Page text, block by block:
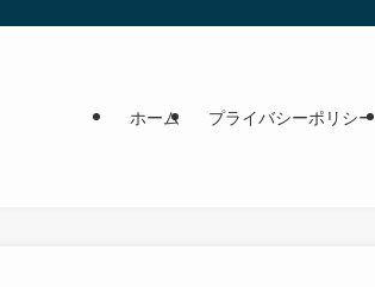
ホーム プライバシーポリシー